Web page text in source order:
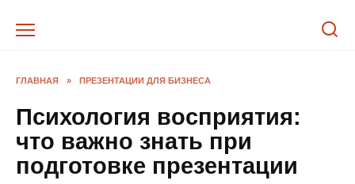
ГЛАВНАЯ » ПРЕЗЕНТАЦИИ ДЛЯ БИЗНЕСА
Психология восприятия:
что важно знать при
подготовке презентации